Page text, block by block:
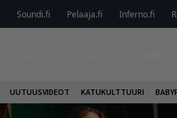
Soundi.fi Pelaaja.fi Inferno.fi
UUTUUSVIDEOT KATUKULTTUURI